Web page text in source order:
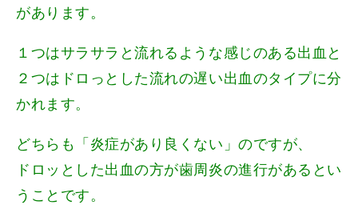
があります。
１つはサラサラと流れるような感じのある出血と
２つはドロっとした流れの遅い出血のタイプに分
かれます。
どちらも「炎症があり良くない」のですが、
ドロッとした出血の方が歯周炎の進行があるとい
うことです。